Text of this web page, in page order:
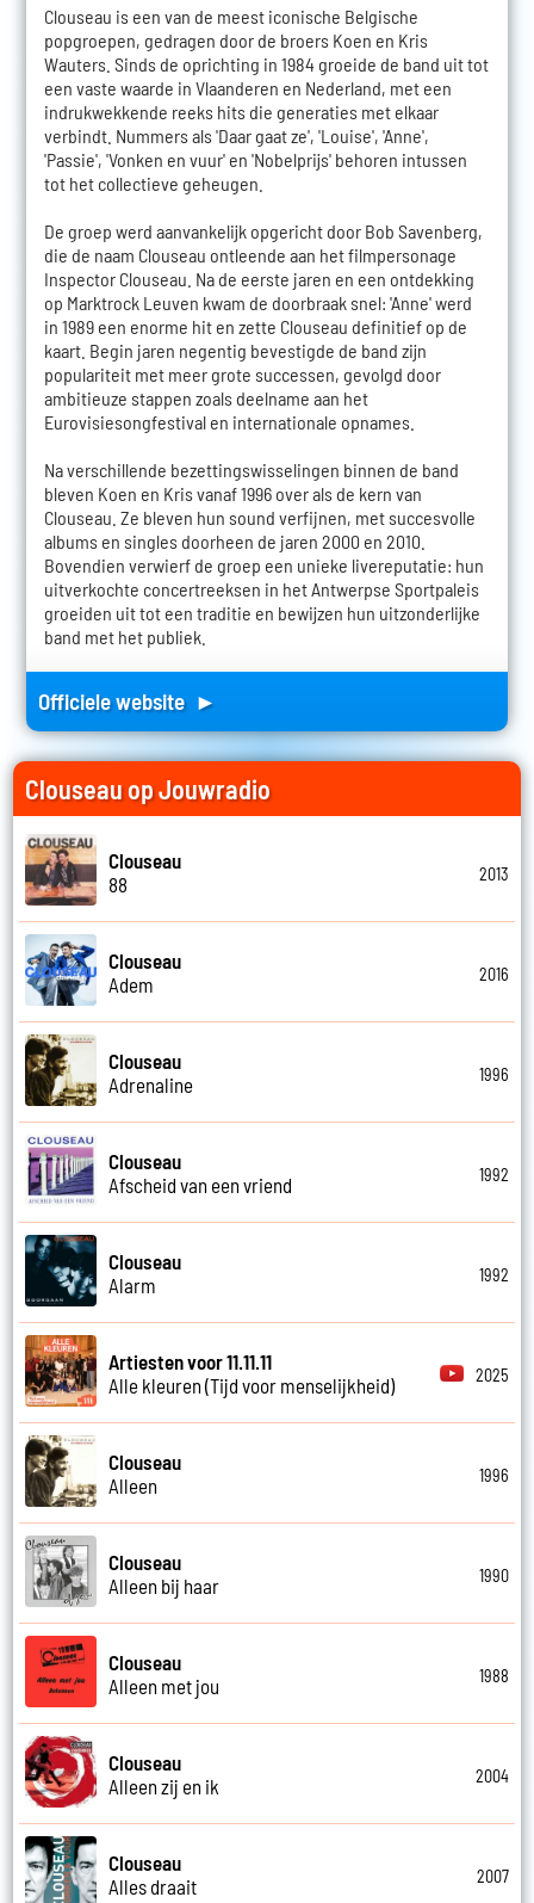
Clouseau is een van de meest iconische Belgische
popgroepen, gedragen door de broers Koen en Kris
Wauters. Sinds de oprichting in 1984 groeide de band uit tot
een vaste waarde in Vlaanderen en Nederland, met een
indrukwekkende reeks hits die generaties met elkaar
verbindt. Nummers als 'Daar gaat ze', 'Louise', 'Anne',
'Passie', 'Vonken en vuur' en 'Nobelprijs' behoren intussen
tot het collectieve geheugen.
De groep werd aanvankelijk opgericht door Bob Savenberg,
die de naam Clouseau ontleende aan het filmpersonage
Inspector Clouseau. Na de eerste jaren en een ontdekking
op Marktrock Leuven kwam de doorbraak snel: 'Anne' werd
in 1989 een enorme hit en zette Clouseau definitief op de
kaart. Begin jaren negentig bevestigde de band zijn
populariteit met meer grote successen, gevolgd door
ambitieuze stappen zoals deelname aan het
Eurovisiesongfestival en internationale opnames.
Na verschillende bezettingswisselingen binnen de band
bleven Koen en Kris vanaf 1996 over als de kern van
Clouseau. Ze bleven hun sound verfijnen, met succesvolle
albums en singles doorheen de jaren 2000 en 2010.
Bovendien verwierf de groep een unieke livereputatie: hun
uitverkochte concertreeksen in het Antwerpse Sportpaleis
groeiden uit tot een traditie en bewijzen hun uitzonderlijke
band met het publiek.
Officiele website ►
Clouseau op Jouwradio
Clouseau
88
2013
Clouseau
Adem
2016
Clouseau
Adrenaline
1996
Clouseau
Afscheid van een vriend
1992
Clouseau
Alarm
1992
Artiesten voor 11.11.11
Alle kleuren (Tijd voor menselijkheid)
2025
Clouseau
Alleen
1996
Clouseau
Alleen bij haar
1990
Clouseau
Alleen met jou
1988
Clouseau
Alleen zij en ik
2004
Clouseau
Alles draait
2007